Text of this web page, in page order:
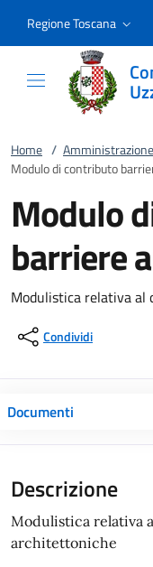
Regione Toscana
Home / Amministrazione
Modulo di contributo
Modulo
barriere
Modulistica relativa
Condividi
Documenti
Descrizione
Modulistica relativa
architettoniche